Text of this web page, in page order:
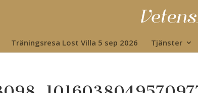
Träningsresa Lost Villa 5 sep 2026 Tjänster